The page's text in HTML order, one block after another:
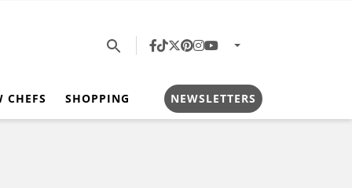
CHEFS SHOPPING NEWSLETTERS